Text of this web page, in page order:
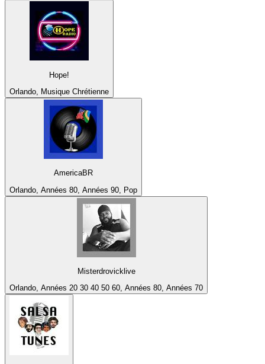
Hope!
Orlando, Musique Chrétienne
AmericaBR
Orlando, Années 80, Années 90, Pop
Misterdrovicklive
Orlando, Années 20 30 40 50 60, Années 80, Années 70